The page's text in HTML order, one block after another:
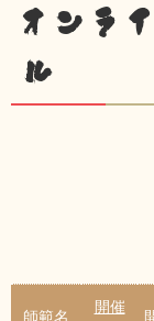
オンラ
ル
師範名
開催